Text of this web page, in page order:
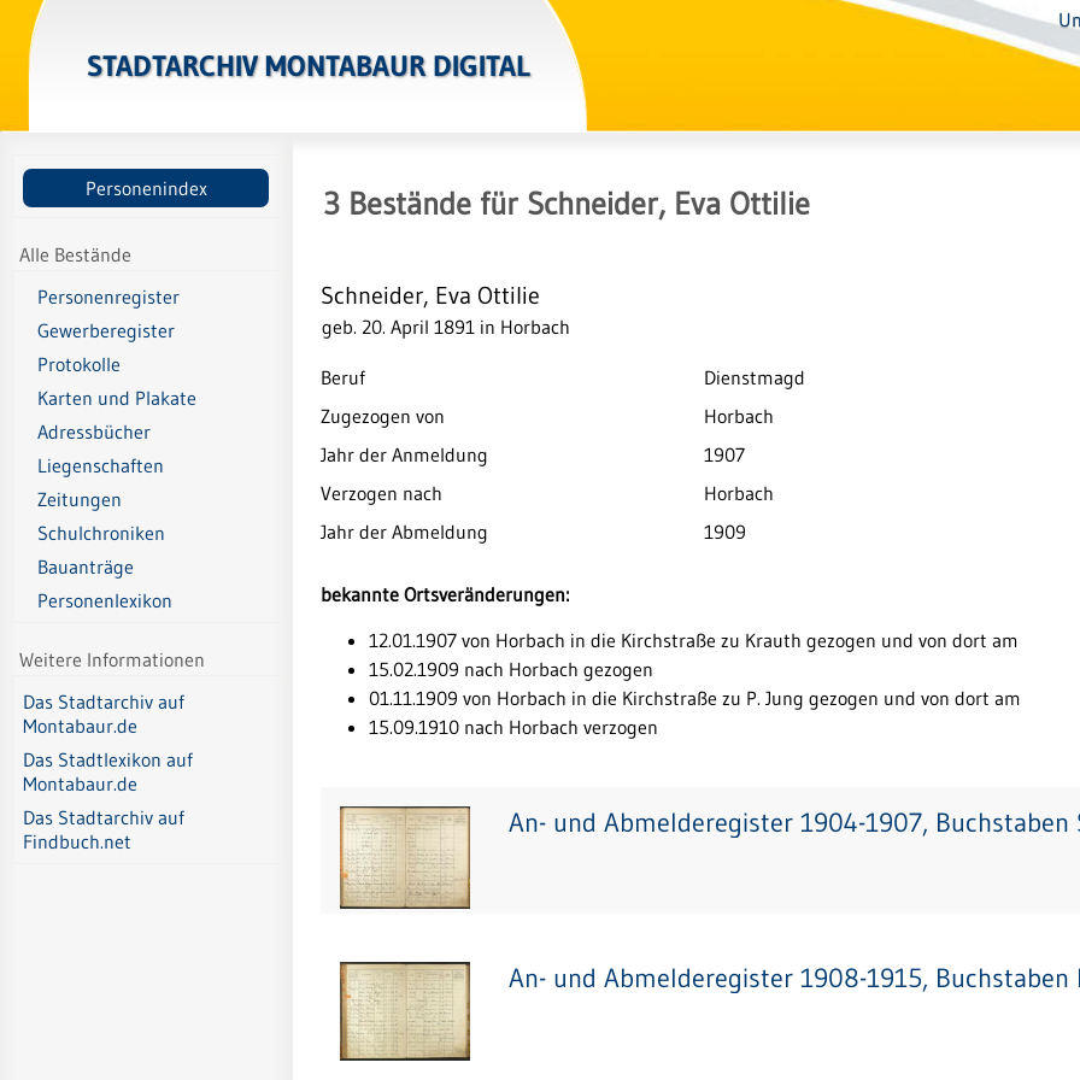
STADTARCHIV MONTABAUR DIGITAL
Personenindex
Alle Bestände
Personenregister
Gewerberegister
Protokolle
Karten und Plakate
Adressbücher
Liegenschaften
Zeitungen
Schulchroniken
Bauanträge
Personenlexikon
Weitere Informationen
Das Stadtarchiv auf
Montabaur.de
Das Stadtlexikon auf
Montabaur.de
Das Stadtarchiv auf
Findbuch.net
3 Bestände für Schneider, Eva Ottilie
bekannte Ortsveränderungen:
12.01.1907 von Horbach in die Kirchstraße zu Krauth gezogen und von dort am
15.02.1909 nach Horbach gezogen
01.11.1909 von Horbach in die Kirchstraße zu P. Jung gezogen und von dort am
15.09.1910 nach Horbach verzogen
Schneider, Eva Ottilie
geb. 20. April 1891 in Horbach
Beruf
Dienstmagd
Zugezogen von
Horbach
Jahr der Anmeldung
1907
Verzogen nach
Horbach
Jahr der Abmeldung
1909
An- und Abmelderegister 1904-1907, Buchstaben
An- und Abmelderegister 1908-1915, Buchstaben